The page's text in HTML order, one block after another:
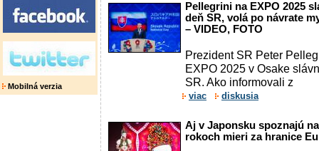
Mobilná verzia
Pellegrini na EXPO 2025
deň SR, volá po návrate
– VIDEO, FOTO
Prezident SR Peter
EXPO 2025 v Osake
SR. Ako informovali z
viac diskusia
Aj v Japonsku spoznajú
rokoch mieri za hranice